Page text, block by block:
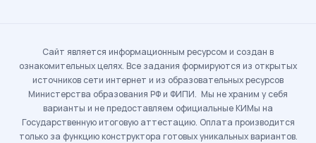
Сайт является информационным ресурсом и создан в
ознакомительных целях. Все задания формируются из открытых
источников сети интернет и из образовательных ресурсов
Министерства образования РФ и ФИПИ. Мы не храним у себя
варианты и не предоставляем официальные КИМы на
Государственную итоговую аттестацию. Оплата производится
только за функцию конструктора готовых уникальных вариантов.